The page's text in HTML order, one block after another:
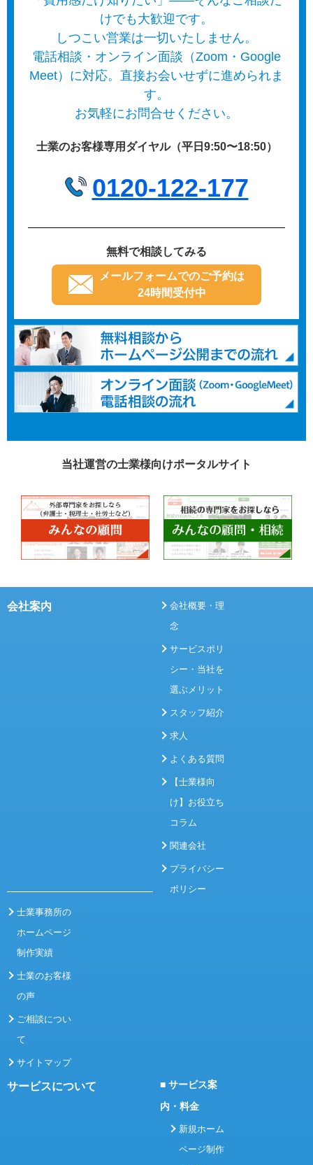
けでも大歓迎です。
しつこい営業は一切いたしません。
電話相談・オンライン面談（Zoom・Google
Meet）に対応。直接お会いせずに進められま
す。
お気軽にお問合せください。
士業のお客様専用ダイヤル（平日9:50〜18:50）
0120-122-177
無料で相談してみる
メールフォームでのご予約は
24時間受付中
当社運営の士業様向けポータルサイト
会社案内
会社概要・理
念
サービスポリ
シー・当社を
選ぶメリット
スタッフ紹介
求人
よくある質問
【士業様向
け】お役立ち
コラム
関連会社
プライバシー
ポリシー
士業事務所の
ホームページ
制作実績
士業のお客様
の声
ご相談につい
て
サイトマップ
サービスについて
■ サービス案
内・料金
新規ホーム
ページ制作